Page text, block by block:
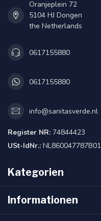
Oranjeplein 72
5104 HJ Dongen
the Netherlands
0617155880
0617155880
info@sanitasverde.nl
Register NR: 74844423
USt-IdNr.: NL860047787B01
Kategorien
Informationen